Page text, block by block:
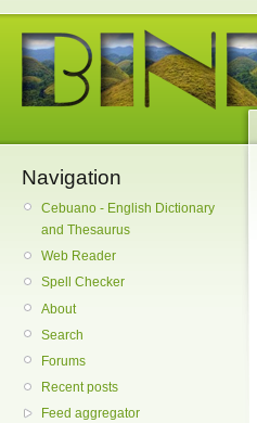
Navigation
Cebuano - English Dictionary
and Thesaurus
Web Reader
Spell Checker
About
Search
Forums
Recent posts
Feed aggregator